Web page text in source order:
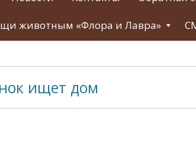
животным «Флора и Лавра»
ищет дом